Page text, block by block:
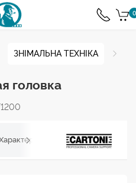
0
ЗНІМАЛЬНА ТЕХНІКА
головка
Відгуки